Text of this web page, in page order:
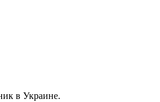
в Украине.